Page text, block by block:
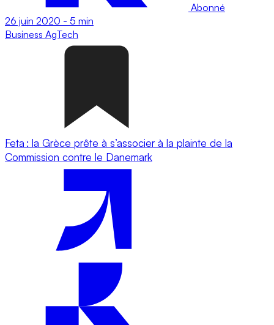
Abonné
26 juin 2020 - 5 min
Business AgTech
Feta : la Grèce prête à s’associer à la plainte de la
Commission contre le Danemark